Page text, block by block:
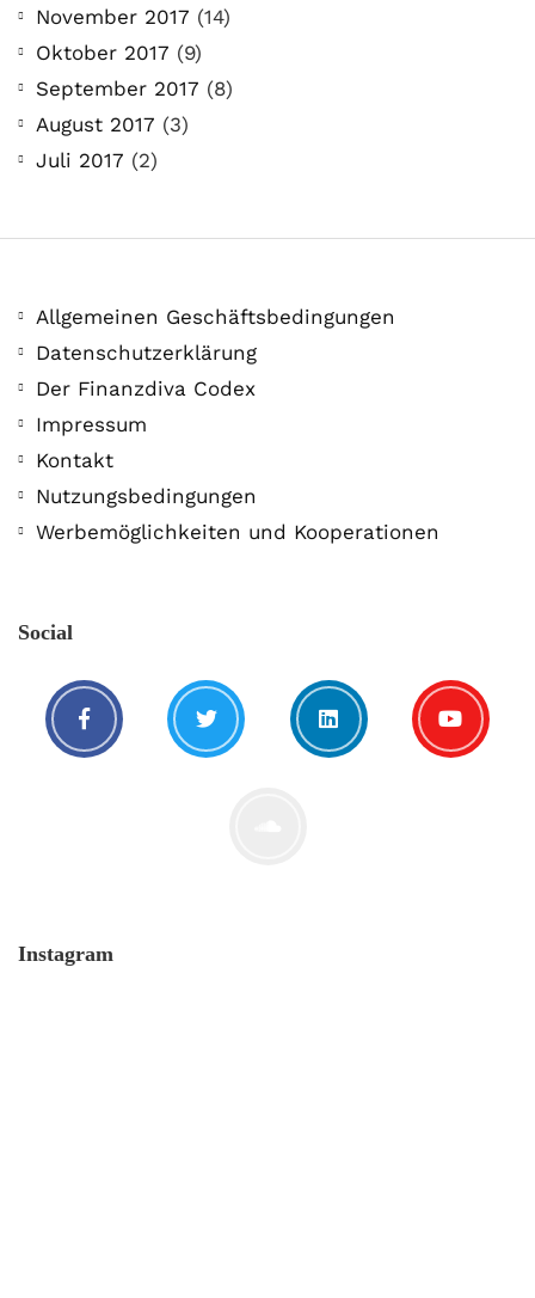
November 2017 (14)
Oktober 2017 (9)
September 2017 (8)
August 2017 (3)
Juli 2017 (2)
Allgemeinen Geschäftsbedingungen
Datenschutzerklärung
Der Finanzdiva Codex
Impressum
Kontakt
Nutzungsbedingungen
Werbemöglichkeiten und Kooperationen
Social
Instagram